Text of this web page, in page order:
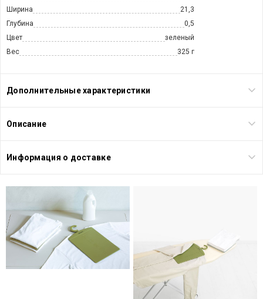
Ширина
21,3
Глубина
0,5
Цвет
зеленый
Вес
325 г
Дополнительные характеристики
Описание
Информация о доставке